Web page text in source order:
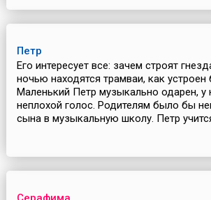
Петр
Его интересует все: зачем строят
ночью находятся трамваи, как устроен
Маленький Петр музыкально одарен, у
неплохой голос. Родителям было бы
сына в музыкальную школу. Петр